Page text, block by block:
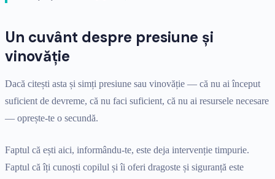
Un cuvânt despre presiune și
vinovăție
Dacă citești asta și simți presiune sau vinovăție — că nu ai început
suficient de devreme, că nu faci suficient, că nu ai resursele necesare
— oprește-te o secundă.
Faptul că ești aici, informându-te, este deja intervenție timpurie.
Faptul că îți cunoști copilul și îi oferi dragoste și siguranță este